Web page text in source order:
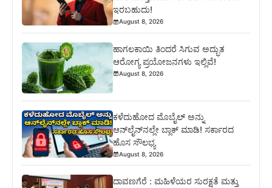
ಇರಬಹುದು!
August 8, 2026
ಹಾಗಲಕಾಯಿ ತಿಂದರೆ ಸಿಗುವ ಅದ್ಭುತ
ಆರೋಗ್ಯ ಪ್ರಯೋಜನಗಳು ಇಲ್ಲಿವೆ!
August 8, 2026
ಕಳೆದುಹೋದ ಮೊಬೈಲ್ ಅನ್ನು
ಆನ್‌ಲೈನ್‌ನಲ್ಲೇ ಬ್ಲಾಕ್ ಮಾಡಿ! ಸರ್ಕಾರದ
ಹೊಸ ಸೌಲಭ್ಯ
August 8, 2026
ದಾವಣಗೆರೆ : ಮಹಿಳೆಯರ ಸುರಕ್ಷತೆ ಮತ್ತು